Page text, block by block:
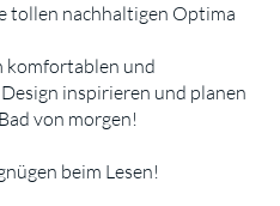
tollen nachhaltigen Optima
komfortablen und
inspirieren und planen
von morgen!
beim Lesen!